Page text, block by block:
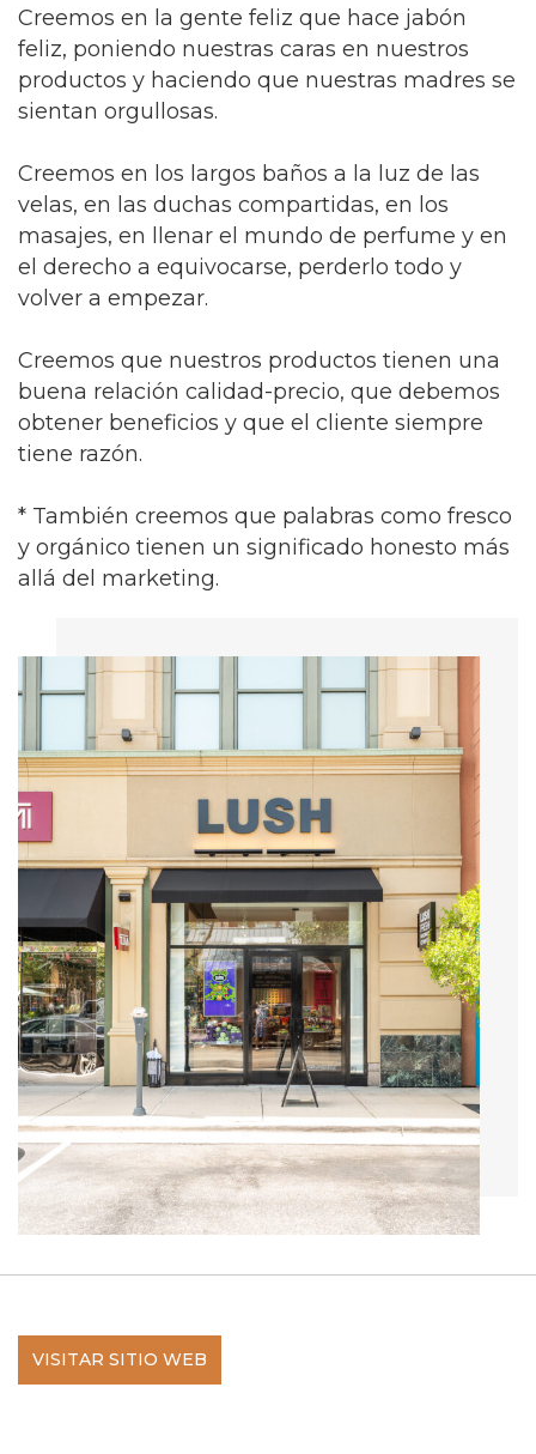
Creemos en la gente feliz que hace jabón
feliz, poniendo nuestras caras en nuestros
productos y haciendo que nuestras madres se
sientan orgullosas.
Creemos en los largos baños a la luz de las
velas, en las duchas compartidas, en los
masajes, en llenar el mundo de perfume y en
el derecho a equivocarse, perderlo todo y
volver a empezar.
Creemos que nuestros productos tienen una
buena relación calidad-precio, que debemos
obtener beneficios y que el cliente siempre
tiene razón.
* También creemos que palabras como fresco
y orgánico tienen un significado honesto más
allá del marketing.
VISITAR SITIO WEB